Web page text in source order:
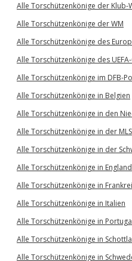
Alle Torschützenkönige der Klub-
Alle Torschützenkönige der WM
Alle Torschützenkönige des
Alle Torschützenkönige des
Alle Torschützenkönige im DFB-
Alle Torschützenkönige in Belgien
Alle Torschützenkönige in den
Alle Torschützenkönige in der MLS
Alle Torschützenkönige in der
Alle Torschützenkönige in England
Alle Torschützenkönige in
Alle Torschützenkönige in Italien
Alle Torschützenkönige in
Alle Torschützenkönige in
Alle Torschützenkönige in